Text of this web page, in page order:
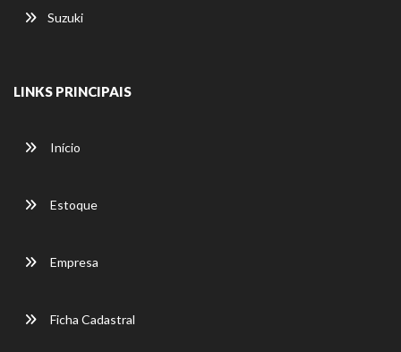
Suzuki
LINKS PRINCIPAIS
Início
Estoque
Empresa
Ficha Cadastral